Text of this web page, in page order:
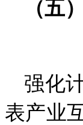
（五
强化
表产业